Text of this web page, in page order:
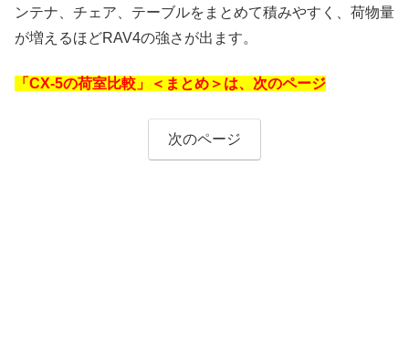
ンテナ、チェア、テーブルをまとめて積みやすく、荷物量
が増えるほどRAV4の強さが出ます。
「CX-5の荷室比較」＜まとめ＞は、次のページ
次のページ